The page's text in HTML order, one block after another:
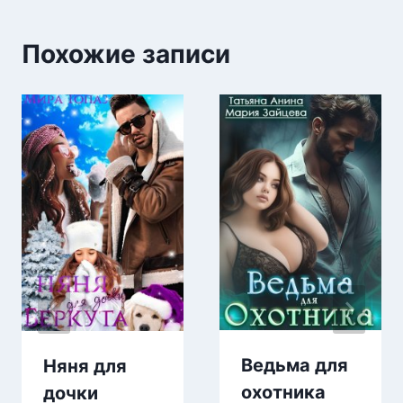
Похожие записи
Няня для
дочки
Ведьма для
охотника